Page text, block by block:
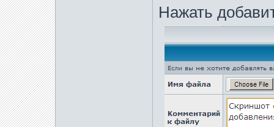
Нажать